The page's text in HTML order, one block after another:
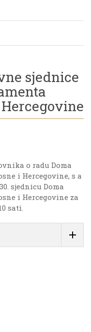
sjednice
o radu Doma
i Hercegovine, s a
sjednicu Doma
i Hercegovine za
sati.